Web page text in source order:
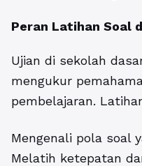
Peran Latihan Soal
Ujian di sekolah
mengukur
pembelajaran.
Mengenali pola soal
Melatih ketepatan